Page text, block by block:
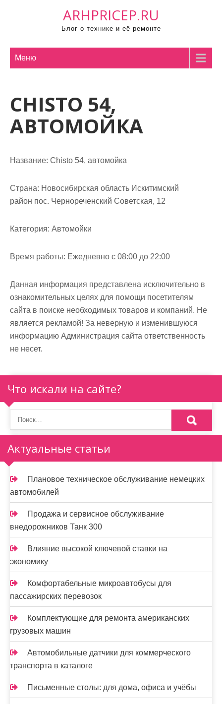
ARHPRICEP.RU
Блог о технике и её ремонте
Меню
CHISTO 54,
АВТОМОЙКА
Название: Chisto 54, автомойка
Страна: Новосибирская область Искитимский
район пос. Чернореченский Советская, 12
Категория: Автомойки
Время работы: Ежедневно с 08:00 до 22:00
Данная информация представлена исключительно в
ознакомительных целях для помощи посетителям
сайта в поиске необходимых товаров и компаний. Не
является рекламой! За неверную и изменившуюся
информацию Администрация сайта ответственность
не несет.
Что искали на сайте?
Актуальные статьи
Плановое техническое обслуживание немецких
автомобилей
Продажа и сервисное обслуживание
внедорожников Танк 300
Влияние высокой ключевой ставки на
экономику
Комфортабельные микроавтобусы для
пассажирских перевозок
Комплектующие для ремонта американских
грузовых машин
Автомобильные датчики для коммерческого
транспорта в каталоге
Письменные столы: для дома, офиса и учёбы